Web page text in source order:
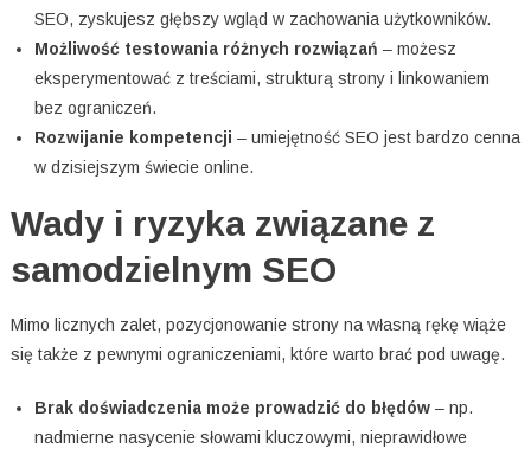
SEO, zyskujesz głębszy wgląd w zachowania użytkowników.
Możliwość testowania różnych rozwiązań – możesz
eksperymentować z treściami, strukturą strony i linkowaniem
bez ograniczeń.
Rozwijanie kompetencji – umiejętność SEO jest bardzo cenna
w dzisiejszym świecie online.
Wady i ryzyka związane z
samodzielnym SEO
Mimo licznych zalet, pozycjonowanie strony na własną rękę wiąże
się także z pewnymi ograniczeniami, które warto brać pod uwagę.
Brak doświadczenia może prowadzić do błędów– np.
nadmierne nasycenie słowami kluczowymi, nieprawidłowe